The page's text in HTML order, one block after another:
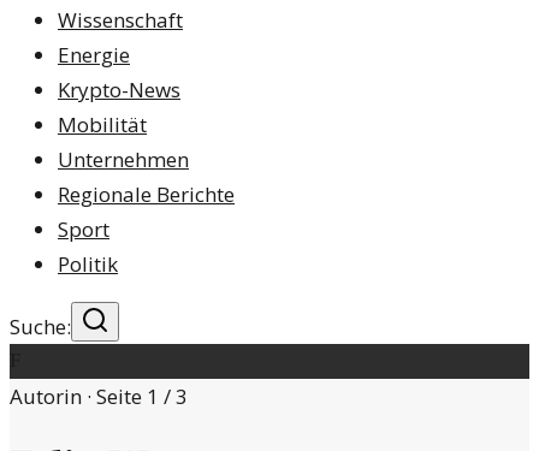
Wissenschaft
Energie
Krypto-News
Mobilität
Unternehmen
Regionale Berichte
Sport
Politik
Suche:
Autorin · Seite 1 /3